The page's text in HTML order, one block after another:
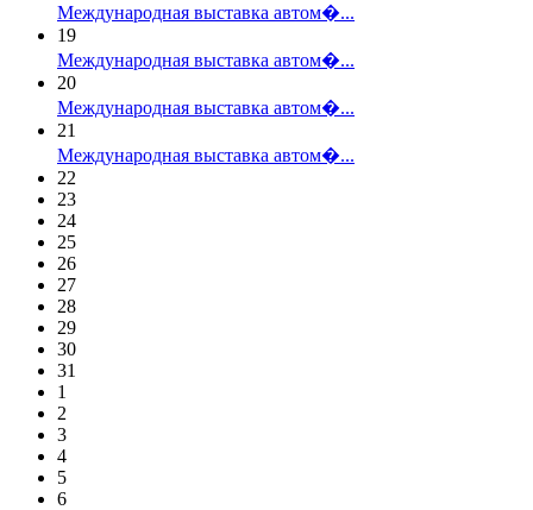
Международная выставка автом�...
19
Международная выставка автом�...
20
Международная выставка автом�...
21
Международная выставка автом�...
22
23
24
25
26
27
28
29
30
31
1
2
3
4
5
6